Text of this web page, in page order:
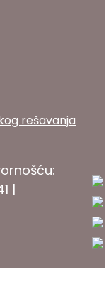
rešavanja
|